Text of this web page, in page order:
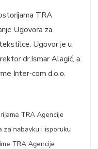
TRA
Ugovora za
Ugovor je u
dr.Ismar Alagić, a
Inter-com d.o.o.
TRA Agencije
za nabavku i isporuku
TRA Agencije